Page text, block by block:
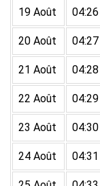
19 Août 04:26
20 Août 04:27
21 Août 04:28
22 Août 04:29
23 Août 04:30
24 Août 04:31